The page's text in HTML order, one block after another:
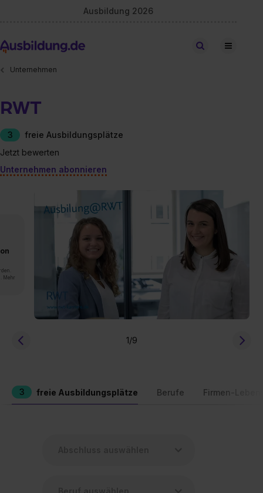
Ausbildung 2026
Stellen finden
Unternehmen
RWT
3
freie Ausbildungsplätze
Jetzt bewerten
Unternehmen abonnieren
Mehr
1/9
3 freie Ausbildungsplätze Berufe Firmen-